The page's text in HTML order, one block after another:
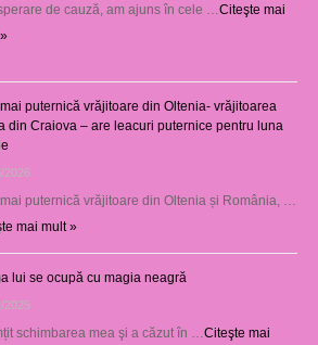
de cauză, am ajuns în cele … Citeşte mai
puternică vrăjitoare din Oltenia- vrăjitoarea
din Craiova – are leacuri puternice pentru luna
2026
puternică vrăjitoare din Oltenia și România, …
mai mult »
lui se ocupă cu magia neagră
2025
schimbarea mea şi a căzut în … Citeşte mai